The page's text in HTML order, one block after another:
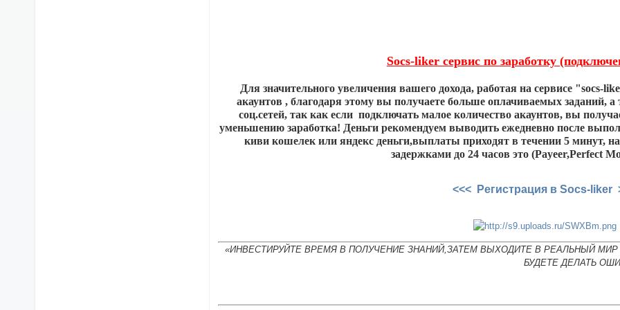
Socs-liker сервис по заработку
Для значительного увеличения вашего дохода, работая на сервисе
акаунтов , благодаря этому вы получаете больше оплачиваемых заданий,
соц.сетей, так как если подключать малое количество акаунтов, вы
уменьшению заработка! Деньги рекомендуем выводить ежедневно после
киви кошелек или яндекс деньги,выплаты приходят в течении 5 минут,
задержками до 24 часов это (Payeer,Perfect
<<< Регистрация в Socs-liker
«ИНВЕСТИРУЙТЕ ВРЕМЯ В ПОЛУЧЕНИЕ ЗНАНИЙ,ЗАТЕМ ВЫХОДИТЕ В РЕАЛЬНЫЙ
БУДЕТЕ ДЕЛАТЬ